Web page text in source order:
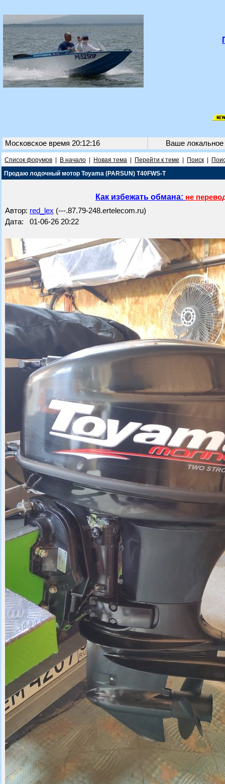
Московское время 20:12:16 Ваше
Список форумов В начало Новая тема Перейти к теме Поиск
Продаю лодочный мотор Toyama (PARSUN) T40FWS-T
Как избежать обмана: не
Автор: red_lex (---.87.79-248.ertelecom.ru)
Дата: 01-06-26 20:22